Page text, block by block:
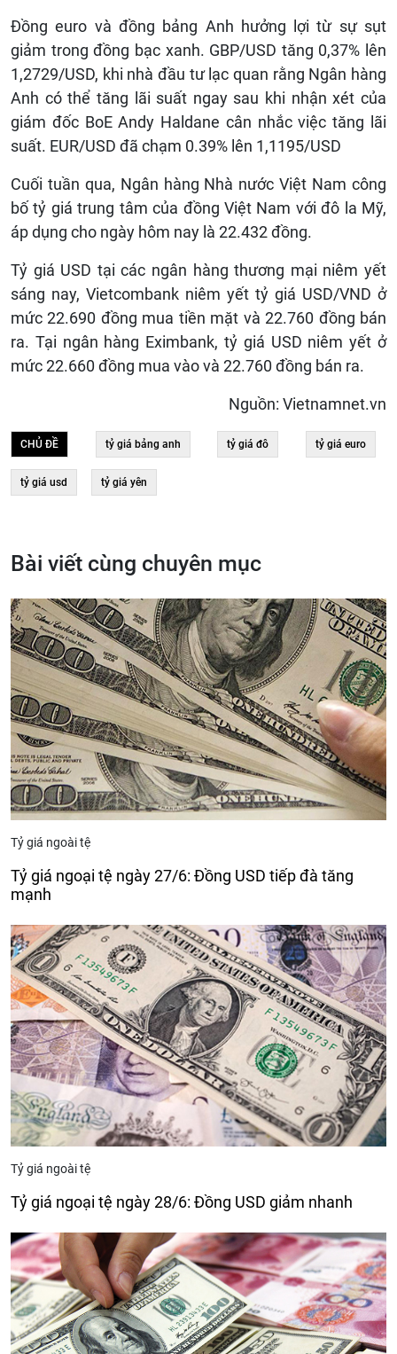
Đồng euro và đồng bảng Anh hưởng lợi từ sự sụt
giảm trong đồng bạc xanh. GBP/USD tăng 0,37% lên
1,2729/USD, khi nhà đầu tư lạc quan rằng Ngân hàng
Anh có thể tăng lãi suất ngay sau khi nhận xét của
giám đốc BoE Andy Haldane cân nhắc việc tăng lãi
suất. EUR/USD đã chạm 0.39% lên 1,1195/USD
Cuối tuần qua, Ngân hàng Nhà nước Việt Nam công
bố tỷ giá trung tâm của đồng Việt Nam với đô la Mỹ,
áp dụng cho ngày hôm nay là 22.432 đồng.
Tỷ giá USD tại các ngân hàng thương mại niêm yết
sáng nay, Vietcombank niêm yết tỷ giá USD/VND ở
mức 22.690 đồng mua tiền mặt và 22.760 đồng bán
ra. Tại ngân hàng Eximbank, tỷ giá USD niêm yết ở
mức 22.660 đồng mua vào và 22.760 đồng bán ra.
Nguồn: Vietnamnet.vn
CHỦ ĐỀ tỷ giá bảng anh tỷ giá đô tỷ giá euro
tỷ giá usd tỷ giá yên
Bài viết cùng chuyên mục
Tỷ giá ngoài tệ
Tỷ giá ngoại tệ ngày 27/6: Đồng USD tiếp đà tăng
mạnh
Tỷ giá ngoài tệ
Tỷ giá ngoại tệ ngày 28/6: Đồng USD giảm nhanh